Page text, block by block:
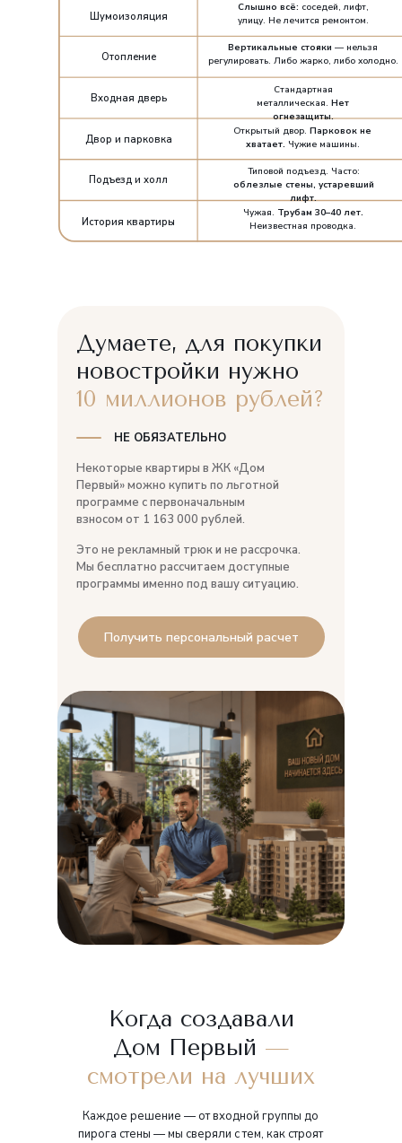
Окна
Потолки
Шумоизоляция
Отопление
Двор и парковка
Подъезд и холл
История квартиры
Шумоизоляция
Слышно всё: соседей, лифт,
улицу. Не лечится ремонтом.
Отопление
Вертикальные стояки — нельзя
регулировать. Либо жарко, либо холодно.
Входная дверь
Стандартная
металлическая. Нет
огнезащиты.
Двор и парковка
Открытый двор. Парковок не
хватает. Чужие машины.
Подъезд и холл
Типовой подъезд. Часто:
облезлые стены, устаревший
лифт.
История квартиры
Чужая. Трубам 30–40 лет.
Неизвестная проводка.
Думаете, для покупки
новостройки нужно
10 миллионов рублей?
Некоторые квартиры в ЖК «Дом
Первый» можно купить по льготной
программе с первоначальным
взносом от 1 163 000 рублей.
Это не рекламный трюк и не рассрочка.
Мы бесплатно рассчитаем доступные
программы именно под вашу ситуацию.
Получить персональный расчет
НЕ ОБЯЗАТЕЛЬНО
Когда создавали
Дом Первый —
смотрели на лучших
Каждое решение — от входной группы до
пирога стены — мы сверяли с тем, как строят